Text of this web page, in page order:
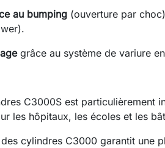
au bumping (ouverture par
grâce au système de variure
C3000S est particulièrement
les hôpitaux, les écoles et les
cylindres C3000 garantit une